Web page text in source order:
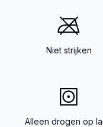
Niet strijken
Alleen drogen op